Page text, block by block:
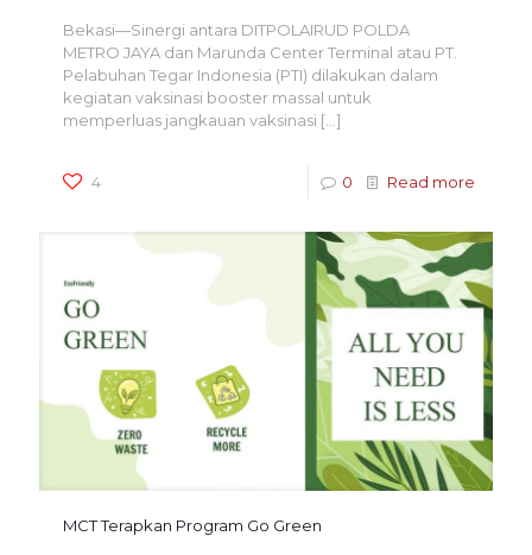
Bekasi—Sinergi antara DITPOLAIRUD POLDA
METRO JAYA dan Marunda Center Terminal atau PT.
Pelabuhan Tegar Indonesia (PTI) dilakukan dalam
kegiatan vaksinasi booster massal untuk
memperluas jangkauan vaksinasi […]
4 0 Read more
MCT Terapkan Program Go Green